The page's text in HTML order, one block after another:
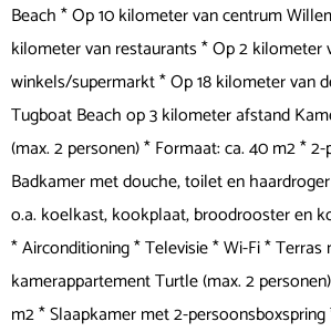
Beach * Op 10 kilometer van centrum
kilometer van restaurants * Op 2 kilometer
winkels/supermarkt * Op 18 kilometer van
Tugboat Beach op 3 kilometer afstand
(max. 2 personen) * Formaat: ca. 40 m2 *
Badkamer met douche, toilet en
o.a. koelkast, kookplaat, broodrooster en
* Airconditioning * Televisie * Wi-Fi *
kamerappartement Turtle (max. 2
m2 * Slaapkamer met 2-